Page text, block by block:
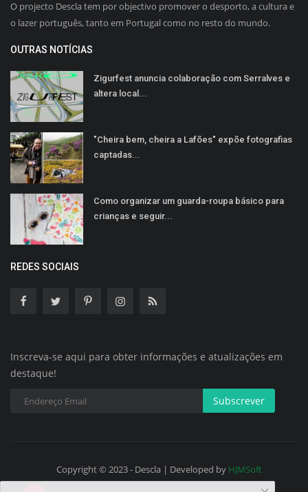
O projecto Descla tem por objectivo promover o desporto, a cultura e
o lazer português, tanto em Portugal como no resto do mundo.
OUTRAS NOTÍCIAS
Zigurfest anuncia colaboração com Serralves e
altera local...
"Cheira bem, cheira a Lafões" expõe fotografias
captadas...
Como organizar um guarda-roupa básico para
crianças e seguir...
REDES SOCIAIS
Inscreva-se aqui para obter informações e atualizações em
destaque!
Subscrever
Copyright © 2023 - Descla | Developed by HJMSoft